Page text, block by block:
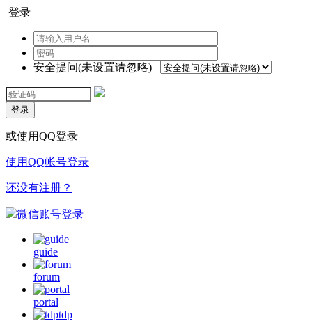
登录
安全提问(未设置请忽略)
登录
或使用QQ登录
使用QQ帐号登录
还没有注册？
微信账号登录
guide
forum
portal
tdp